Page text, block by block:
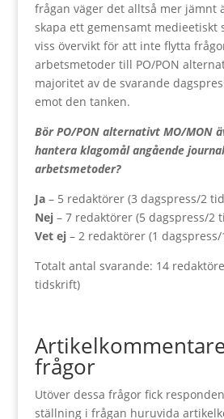
frågan väger det alltså mer jämnt
skapa ett gemensamt medieetiskt
viss övervikt för att inte flytta
arbetsmetoder till PO/PON
majoritet av de svarande
emot den tanken.
Bör PO/PON alternativt MO/MON
hantera klagomål angående
arbetsmetoder?
Ja– 5 redaktörer (3 dagspress/2
Nej– 7 redaktörer (5 dagspress/2
Vet ej– 2 redaktörer (1
Totalt antal svarande: 14
tidskrift)
frågor
Utöver dessa frågor fick
ställning i frågan huruvida